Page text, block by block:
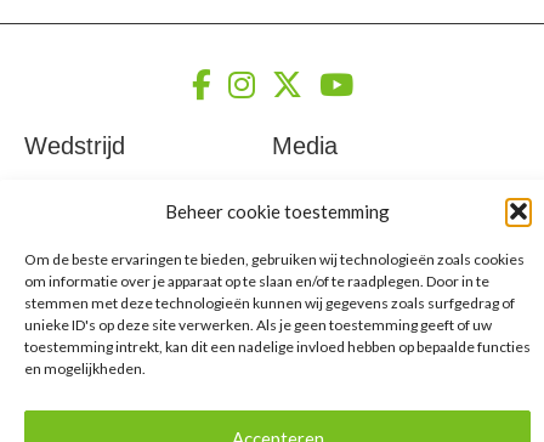
Beheer cookie toestemming
Om de beste ervaringen te bieden, gebruiken wij technologieën zoals cookies
om informatie over je apparaat op te slaan en/of te raadplegen. Door in te
stemmen met deze technologieën kunnen wij gegevens zoals surfgedrag of
unieke ID's op deze site verwerken. Als je geen toestemming geeft of uw
toestemming intrekt, kan dit een nadelige invloed hebben op bepaalde functies
en mogelijkheden.
Wedstrijd
VIP & Hospitality
Erelijst
Media
Foto's
Video's
Organisatie
Partners
Policy
Cookiebeleid